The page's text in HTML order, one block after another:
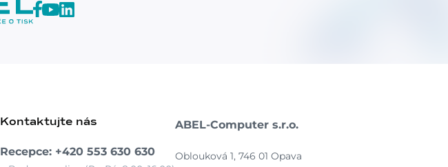
Kontaktujte nás
Recepce: +420 553 630 630
ABEL-Computer s.r.o.
Oblouková 1, 746 01 Opava